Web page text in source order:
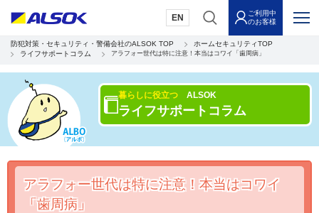
EN
ご利用中
のお客様
防犯対策・セキュリティ・警備会社のALSOK TOP
ホームセキュリティTOP
ライフサポートコラム
アラフォー世代は特に注意！本当はコワイ「歯周病」
暮らしに役立つALSOK
ライフサポートコラム
アラフォー世代は特に注意！本当はコワイ
「歯周病」